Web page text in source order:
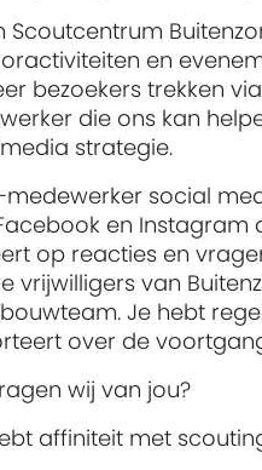
Scoutcentrum
en
bezoekers trekken
die ons kan
strategie.
medewerker social
en Instagram
op reacties en
vrijwilligers van
Je hebt
over de
wij van jou?
affiniteit met